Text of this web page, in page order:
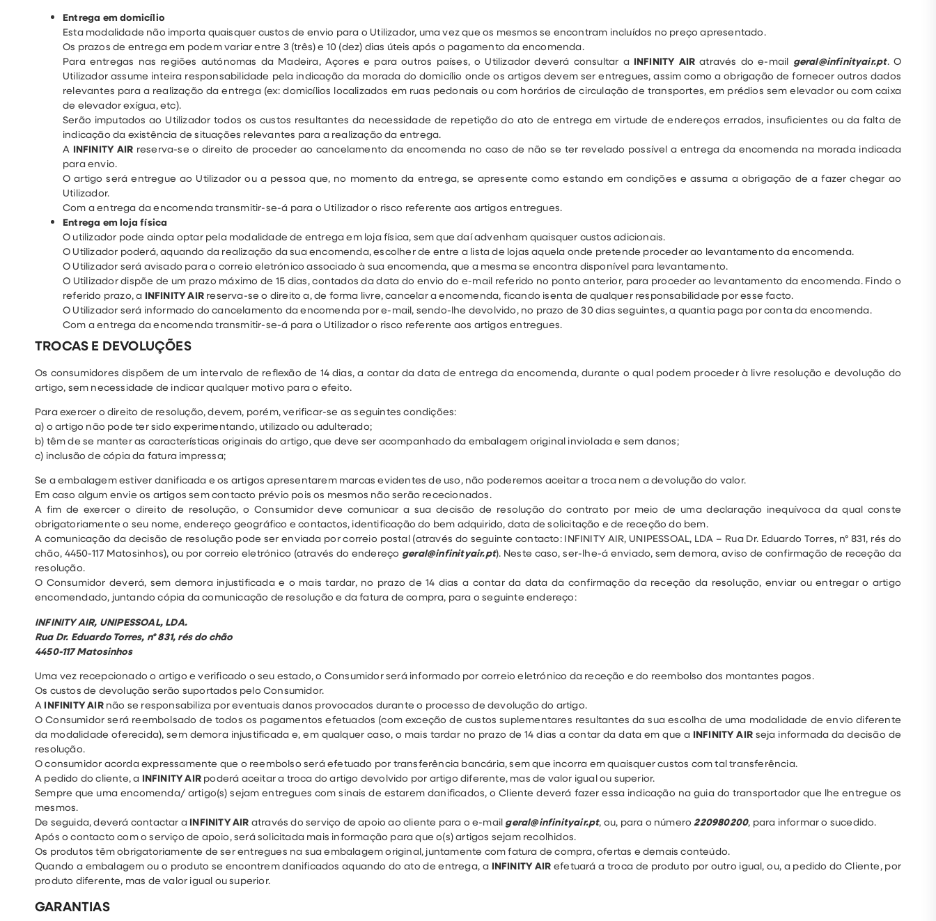
Entrega em domicílio
Esta modalidade não importa quaisquer custos de envio para o Utilizador, uma vez que os mesmos se encontram incluídos no preço apresentado.
Os prazos de entrega em podem variar entre 3 (três) e 10 (dez) dias úteis após o pagamento da encomenda.
Para entregas nas regiões autónomas da Madeira, Açores e para outros países, o Utilizador deverá consultar a INFINITY AIR através do e-mail geral@infinityair.pt. O
Utilizador assume inteira responsabilidade pela indicação da morada do domicílio onde os artigos devem ser entregues, assim como a obrigação de fornecer outros dados
relevantes para a realização da entrega (ex: domicílios localizados em ruas pedonais ou com horários de circulação de transportes, em prédios sem elevador ou com caixa
de elevador exígua, etc).
Serão imputados ao Utilizador todos os custos resultantes da necessidade de repetição do ato de entrega em virtude de endereços errados, insuficientes ou da falta de
indicação da existência de situações relevantes para a realização da entrega.
A INFINITY AIR reserva-se o direito de proceder ao cancelamento da encomenda no caso de não se ter revelado possível a entrega da encomenda na morada indicada
para envio.
O artigo será entregue ao Utilizador ou a pessoa que, no momento da entrega, se apresente como estando em condições e assuma a obrigação de a fazer chegar ao
Utilizador.
Com a entrega da encomenda transmitir-se-á para o Utilizador o risco referente aos artigos entregues.
Entrega em loja física
O utilizador pode ainda optar pela modalidade de entrega em loja física, sem que daí advenham quaisquer custos adicionais.
O Utilizador poderá, aquando da realização da sua encomenda, escolher de entre a lista de lojas aquela onde pretende proceder ao levantamento da encomenda.
O Utilizador será avisado para o correio eletrónico associado à sua encomenda, que a mesma se encontra disponível para levantamento.
O Utilizador dispõe de um prazo máximo de 15 dias, contados da data do envio do e-mail referido no ponto anterior, para proceder ao levantamento da encomenda. Findo o
referido prazo, a INFINITY AIR reserva-se o direito a, de forma livre, cancelar a encomenda, ficando isenta de qualquer responsabilidade por esse facto.
O Utilizador será informado do cancelamento da encomenda por e-mail, sendo-lhe devolvido, no prazo de 30 dias seguintes, a quantia paga por conta da encomenda.
Com a entrega da encomenda transmitir-se-á para o Utilizador o risco referente aos artigos entregues.
TROCAS E DEVOLUÇÕES
Os consumidores dispõem de um intervalo de reflexão de 14 dias, a contar da data de entrega da encomenda, durante o qual podem proceder à livre resolução e devolução do
artigo, sem necessidade de indicar qualquer motivo para o efeito.
Para exercer o direito de resolução, devem, porém, verificar-se as seguintes condições:
a) o artigo não pode ter sido experimentando, utilizado ou adulterado;
b) têm de se manter as características originais do artigo, que deve ser acompanhado da embalagem original inviolada e sem danos;
c) inclusão de cópia da fatura impressa;
Se a embalagem estiver danificada e os artigos apresentarem marcas evidentes de uso, não poderemos aceitar a troca nem a devolução do valor.
Em caso algum envie os artigos sem contacto prévio pois os mesmos não serão rececionados.
A fim de exercer o direito de resolução, o Consumidor deve comunicar a sua decisão de resolução do contrato por meio de uma declaração inequívoca da qual conste
obrigatoriamente o seu nome, endereço geográfico e contactos, identificação do bem adquirido, data de solicitação e de receção do bem.
A comunicação da decisão de resolução pode ser enviada por correio postal (através do seguinte contacto: INFINITY AIR, UNIPESSOAL, LDA – Rua Dr. Eduardo Torres, nº 831, rés do
chão, 4450-117 Matosinhos), ou por correio eletrónico (através do endereço geral@infinityair.pt). Neste caso, ser-lhe-á enviado, sem demora, aviso de confirmação de receção da
resolução.
O Consumidor deverá, sem demora injustificada e o mais tardar, no prazo de 14 dias a contar da data da confirmação da receção da resolução, enviar ou entregar o artigo
encomendado, juntando cópia da comunicação de resolução e da fatura de compra, para o seguinte endereço:
INFINITY AIR, UNIPESSOAL, LDA.
Rua Dr. Eduardo Torres, nº 831, rés do chão
4450-117 Matosinhos
Uma vez recepcionado o artigo e verificado o seu estado, o Consumidor será informado por correio eletrónico da receção e do reembolso dos montantes pagos.
Os custos de devolução serão suportados pelo Consumidor.
A INFINITY AIRnão se responsabiliza por eventuais danos provocados durante o processo de devolução do artigo.
O Consumidor será reembolsado de todos os pagamentos efetuados (com exceção de custos suplementares resultantes da sua escolha de uma modalidade de envio diferente
da modalidade oferecida), sem demora injustificada e, em qualquer caso, o mais tardar no prazo de 14 dias a contar da data em que a INFINITY AIRseja informada da decisão de
resolução.
O consumidor acorda expressamente que o reembolso será efetuado por transferência bancária, sem que incorra em quaisquer custos com tal transferência.
A pedido do cliente, a INFINITY AIR poderá aceitar a troca do artigo devolvido por artigo diferente, mas de valor igual ou superior.
Sempre que uma encomenda/ artigo(s) sejam entregues com sinais de estarem danificados, o Cliente deverá fazer essa indicação na guia do transportador que lhe entregue os
mesmos.
De seguida, deverá contactar a INFINITY AIR através do serviço de apoio ao cliente para o e-mail geral@infinityair.pt, ou, para o número220980200, para informar o sucedido.
Após o contacto com o serviço de apoio, será solicitada mais informação para que o(s) artigos sejam recolhidos.
Os produtos têm obrigatoriamente de ser entregues na sua embalagem original, juntamente com fatura de compra, ofertas e demais conteúdo.
Quando a embalagem ou o produto se encontrem danificados aquando do ato de entrega, a INFINITY AIR efetuará a troca de produto por outro igual, ou, a pedido do Cliente, por
produto diferente, mas de valor igual ou superior.
GARANTIAS